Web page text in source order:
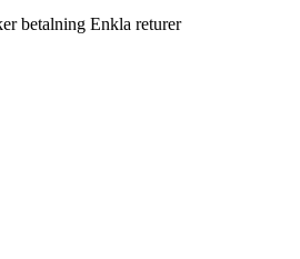
betalning Enkla returer